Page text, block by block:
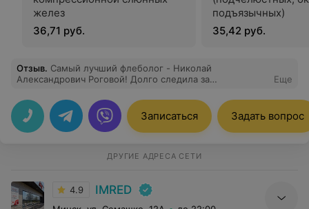
желез
36,71 руб.
подъязычных)
35,42 руб.
Отзыв. Самый лучший флеболог - Николай
Александрович Роговой! Долго следила за
Имрэде у доктора! Мои сосудистые сеточки исчезли.
Лазер практически безболезненный, хотя пугал меня
долгое время. В результате процедура пеерносится
спокойно. А результат - просто светлая, ровная кожа
Еще
Записаться Задать вопрос
ДРУГИЕ АДРЕСА СЕТИ
4.9 IMRED